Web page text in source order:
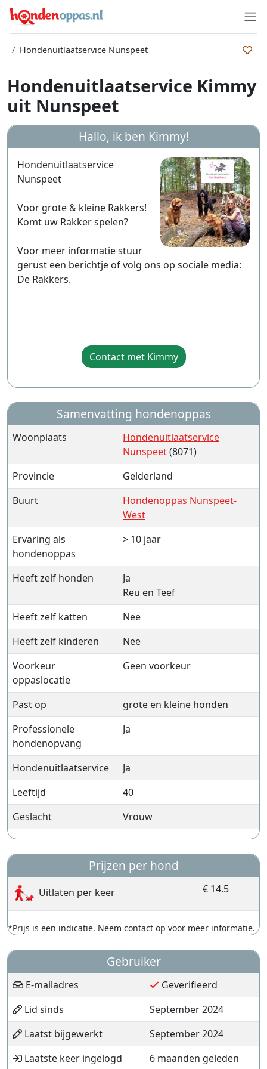
Hondenuitlaatservice Nunspeet
Hondenuitlaatservice Kimmy
uit Nunspeet
Hallo, ik ben Kimmy!
Hondenuitlaatservice
Nunspeet
Voor grote & kleine Rakkers!
Komt uw Rakker spelen?
Voor meer informatie stuur
gerust een berichtje of volg ons op sociale media:
De Rakkers.
Contact met Kimmy
Samenvatting hondenoppas
Woonplaats
Hondenuitlaatservice
Nunspeet(8071)
Provincie
Gelderland
Buurt
Hondenoppas Nunspeet-
West
Ervaring als
hondenoppas
> 10 jaar
Heeft zelf honden
Ja
Reu en Teef
Heeft zelf katten
Nee
Heeft zelf kinderen
Nee
Voorkeur
oppaslocatie
Geen voorkeur
Past op
grote en kleine honden
Professionele
hondenopvang
Ja
Hondenuitlaatservice
Ja
Leeftijd
40
Geslacht
Vrouw
Prijzen per hond
Uitlaten per keer € 14.5
*Prijs is een indicatie. Neem contact op voor meer informatie.
Gebruiker
E-mailadres
Geverifieerd
Lid sinds
September 2024
Laatst bijgewerkt
September 2024
Laatste keer ingelogd
6 maanden geleden